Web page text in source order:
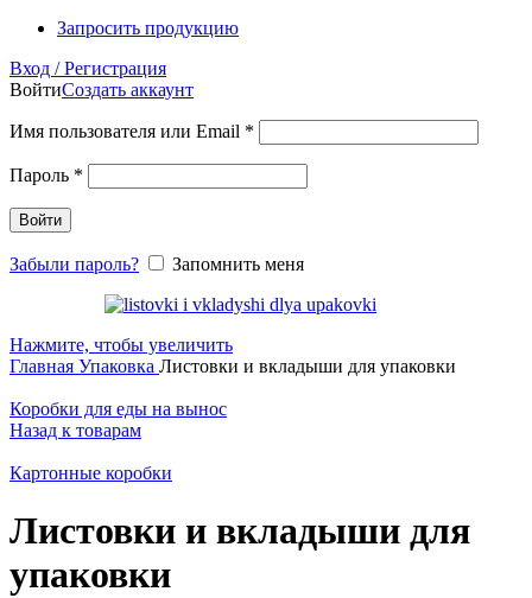
Запросить продукцию
Вход / Регистрация
ВойтиСоздать аккаунт
Имя пользователя или Email *
Пароль *
Войти
Забыли пароль? Запомнить меня
Нажмите, чтобы увеличить
Главная Упаковка Листовки и вкладыши для упаковки
Коробки для еды на вынос
Назад к товарам
Картонные коробки
Листовки и вкладыши для
упаковки